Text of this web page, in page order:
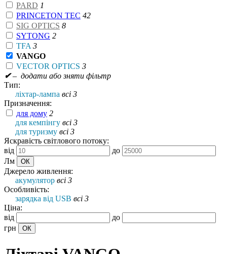
PARD 1
PRINCETON TEC 42
SIG OPTICS 8
SYTONG 2
TFA 3
VANGO
VECTOR OPTICS 3
✔– додати або зняти фільтр
Тип:
ліхтар-лампа всі 3
Призначення:
для дому 2
для кемпінгу всі 3
для туризму всі 3
Яскравість світлового потоку:
від
до
Лм
Джерело живлення:
акумулятор всі 3
Особливість:
зарядка від USB всі 3
Ціна:
від
до
грн